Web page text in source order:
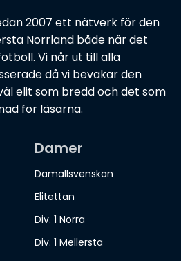
2007 ett nätverk för den
Norrland både när det
Vi når ut till alla
då vi bevakar den
elit som bredd och det som
för läsarna.
Damer
Damallsvenskan
Elitettan
Div. 1 Norra
Div. 1 Mellersta